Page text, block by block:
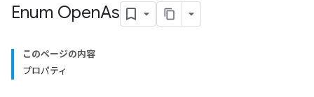
Enum OpenAs
このページの内容
プロパティ